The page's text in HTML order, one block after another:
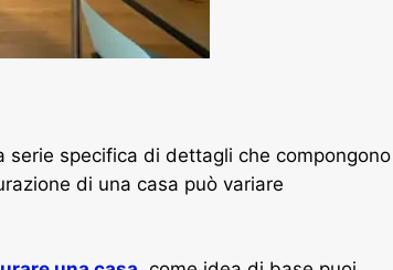
specifica di dettagli che compongono
di una casa può variare